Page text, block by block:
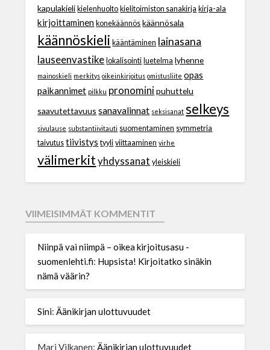
kapulakieli kielenhuolto kielitoimiston sanakirja kirja-ala
kirjoittaminen konekäännös käännösala
käännöskieli kääntäminen lainasana
lauseenvastike lokalisointi luetelma lyhenne
mainoskieli merkitys oikeinkirjoitus omistusliite opas
paikannimet pilkku pronomini puhuttelu
saavutettavuus sanavalinnat seksisanat selkeys
sivulause substantiivitauti suomentaminen symmetria
taivutus tiivistys tyyli viittaaminen virhe
välimerkit yhdyssanat yleiskieli
VIIMEISIMMÄT KOMMENTIT
Niinpä vai niimpä – oikea kirjoitusasu -
suomenlehti.fi: Hupsista! Kirjoitatko sinäkin
nämä väärin?
Sini: Äänikirjan ulottuvuudet
Mari Vilkanen: Äänikirjan ulottuvuudet